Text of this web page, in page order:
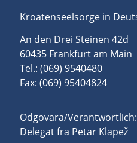
Kroatenseelsorge in
An den Drei Steinen 42d
60435 Frankfurt am Main
Tel.: (069) 9540480
Fax: (069) 95404824
Odgovara/Verantwortlich:
Delegat fra Petar Klapež